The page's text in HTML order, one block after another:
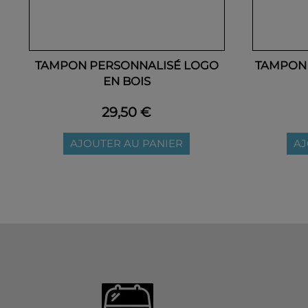
TAMPON PERSONNALISÉ LOGO
EN BOIS
29,50 €
AJOUTER AU PANIER